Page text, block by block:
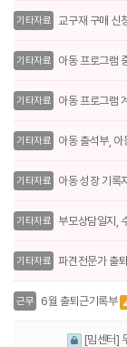
기타자료 교구재 구매 신
기타자료 아동 프로그램
기타자료 아동 프로그램
기타자료 아동 출석부, 아
기타자료 아동 성장 기록
기타자료 부모상담일지,
기타자료 파견전문가 출
근무 6월 출퇴근기록부
[밈센터]